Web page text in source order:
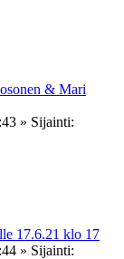
& Mari
» Sijainti:
17.6.21 klo 17
» Sijainti: